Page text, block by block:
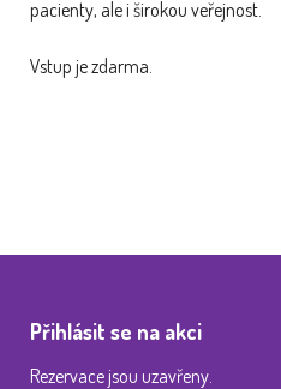
pacienty, ale i širokou veřejnost.
Vstup je zdarma.
Přihlásit se na akci
Rezervace jsou uzavřeny.